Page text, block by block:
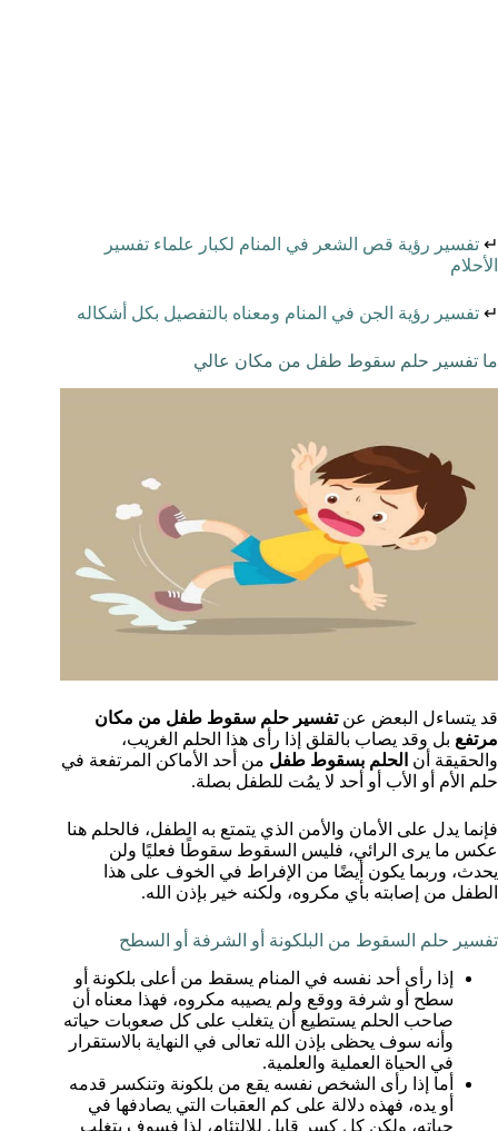
↵ تفسير رؤية قص الشعر في المنام لكبار علماء تفسير
الأحلام
↵ تفسير رؤية الجن في المنام ومعناه بالتفصيل بكل أشكاله
ما تفسير حلم سقوط طفل من مكان عالي
قد يتساءل البعض عنتفسير حلم سقوط طفل من مكان
مرتفع بل وقد يصاب بالقلق إذا رأى هذا الحلم الغريب،
والحقيقة أن الحلم بسقوط طفل من أحد الأماكن المرتفعة في
حلم الأم أو الأب أو أحد لا يمُت للطفل بصلة.
فإنما يدل على الأمان والأمن الذي يتمتع به الطفل، فالحلم هنا
عكس ما يرى الرائي، فليس السقوط سقوطًا فعليًا ولن
يحدث، وربما يكون أيضًا من الإفراط في الخوف على هذا
الطفل من إصابته بأي مكروه، ولكنه خير بإذن الله.
تفسير حلم السقوط من البلكونة أو الشرفة أو السطح
إذا رأى أحد نفسه في المنام يسقط من أعلى بلكونة أو
سطح أو شرفة ووقع ولم يصيبه مكروه، فهذا معناه أن
صاحب الحلم يستطيع أن يتغلب على كل صعوبات حياته
وأنه سوف يحظى بإذن الله تعالى في النهاية بالاستقرار
في الحياة العملية والعلمية.
أما إذا رأى الشخص نفسه يقع من بلكونة وتنكسر قدمه
أو يده، فهذه دلالة على كم العقبات التي يصادفها في
حياته، ولكن كل كسر قابل للالتئام، لذا فسوف يتغلب